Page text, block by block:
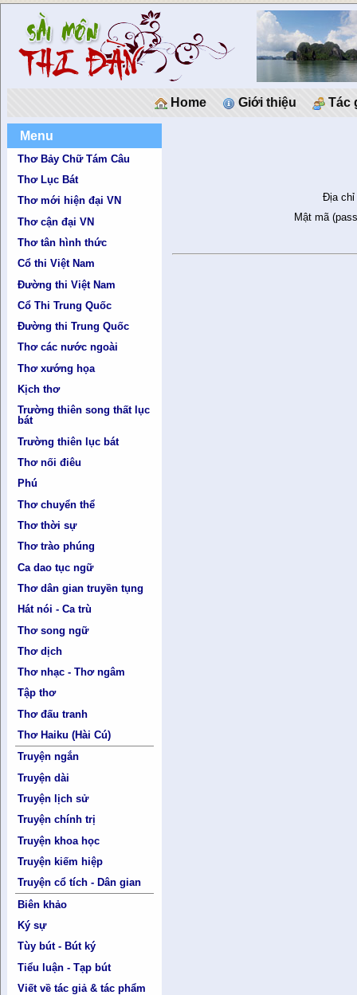
Home Giới thiệu Tác
Menu
Thơ Bảy Chữ Tám Câu
Thơ Lục Bát
Thơ mới hiện đại VN
Thơ cận đại VN
Thơ tân hình thức
Cổ thi Việt Nam
Đường thi Việt Nam
Cổ Thi Trung Quốc
Đường thi Trung Quốc
Thơ các nước ngoài
Thơ xướng họa
Kịch thơ
Trường thiên song thất lục
bát
Trường thiên lục bát
Thơ nối điêu
Phú
Thơ chuyển thể
Thơ thời sự
Thơ trào phúng
Ca dao tục ngữ
Thơ dân gian truyền tụng
Hát nói - Ca trù
Thơ song ngữ
Thơ dịch
Thơ nhạc - Thơ ngâm
Tập thơ
Thơ đấu tranh
Thơ Haiku (Hài Cú)
Truyện ngắn
Truyện dài
Truyện lịch sử
Truyện chính trị
Truyện khoa học
Truyện kiếm hiệp
Truyện cổ tích - Dân gian
Biên khảo
Ký sự
Tùy bút - Bút ký
Tiểu luận - Tạp bút
Viết về tác giả & tác phẩm
Địa chỉ
Mật mã